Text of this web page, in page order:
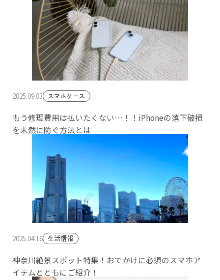
2025.09.03 スマホケース
もう修理費用は払いたくない…！！iPhoneの落下破損
を未然に防ぐ方法とは
2025.04.16 生活情報
神奈川絶景スポット特集！おでかけに必須のスマホア
イテムとともにご紹介！